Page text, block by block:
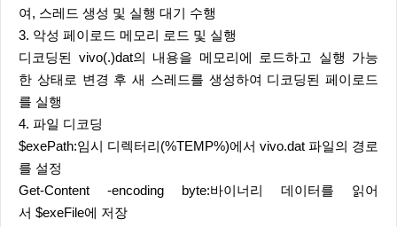
여, 스레드 생성 및 실행 대기 수행
3. 악성 페이로드 메모리 로드 및 실행
디코딩된 vivo(.)dat의 내용을 메모리에 로드하고 실행 가능
한 상태로 변경 후 새 스레드를 생성하여 디코딩된 페이로드
를 실행
4. 파일 디코딩
$exePath:임시 디렉터리(%TEMP%)에서 vivo.dat 파일의 경로
를 설정
Get-Content -encoding byte:바이너리 데이터를 읽어
서 $exeFile에 저장